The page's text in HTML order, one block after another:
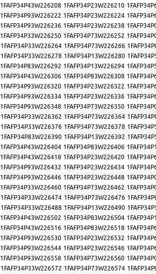
1FAFP34P43W226208 1FAFP34P23W226210
1FAFP34P93W226222 1FAFP34P23W226224
1FAFP34P93W226236 1FAFP34P23W226238
1FAFP34P33W226250 1FAFP34P73W226252
1FAFP34P33W226264 1FAFP34P73W226266
1FAFP34P33W226278 1FAFP34P13W226280
1FAFP34P83W226292 1FAFP34P13W226294
1FAFP34P43W226306 1FAFP34P83W226308
1FAFP34P93W226320 1FAFP34P23W226322
1FAFP34P93W226334 1FAFP34P23W226336
1FAFP34P93W226348 1FAFP34P73W226350
1FAFP34P33W226362 1FAFP34P73W226364
1FAFP34P33W226376 1FAFP34P73W226378
1FAFP34P83W226390 1FAFP34P13W226392
1FAFP34P43W226404 1FAFP34P83W226406
1FAFP34P43W226418 1FAFP34P23W226420
1FAFP34P93W226432 1FAFP34P23W226434
1FAFP34P93W226446 1FAFP34P23W226448
1FAFP34P33W226460 1FAFP34P73W226462
1FAFP34P33W226474 1FAFP34P73W226476
1FAFP34P33W226488 1FAFP34P13W226490
1FAFP34P43W226502 1FAFP34P83W226504
1FAFP34P43W226516 1FAFP34P83W226518
1FAFP34P93W226530 1FAFP34P23W226532
1FAFP34P93W226544 1FAFP34P23W226546
1FAFP34P93W226558 1FAFP34P73W226560
1FAFP34P33W226572 1FAFP34P73W226574